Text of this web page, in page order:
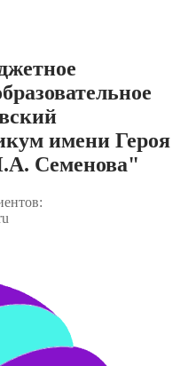
имени Героя
Семенова"